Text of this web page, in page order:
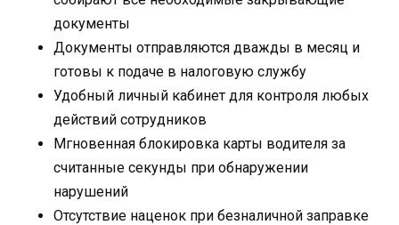
документы
Документы отправляются дважды в месяц и
готовы к подаче в налоговую службу
Удобный личный кабинет для контроля любых
действий сотрудников
Мгновенная блокировка карты водителя за
считанные секунды при обнаружении
нарушений
Отсутствие наценок при безналичной заправке